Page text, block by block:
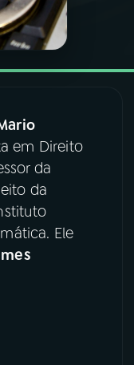
em Direito
da
da
Ele